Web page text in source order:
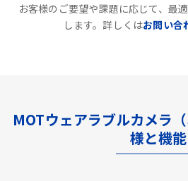
お客様のご要望や課題に応じて、最
します。詳しくはお問い合
MOTウェアラブルカメラ
様と機能